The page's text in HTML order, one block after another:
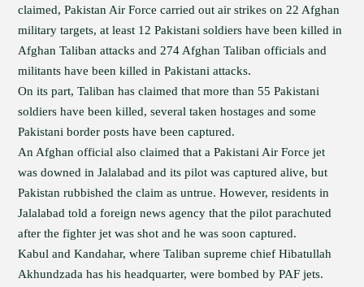
claimed, Pakistan Air Force carried out air strikes on 22 Afghan
military targets, at least 12 Pakistani soldiers have been killed in
Afghan Taliban attacks and 274 Afghan Taliban officials and
militants have been killed in Pakistani attacks.
On its part, Taliban has claimed that more than 55 Pakistani
soldiers have been killed, several taken hostages and some
Pakistani border posts have been captured.
An Afghan official also claimed that a Pakistani Air Force jet
was downed in Jalalabad and its pilot was captured alive, but
Pakistan rubbished the claim as untrue. However, residents in
Jalalabad told a foreign news agency that the pilot parachuted
after the fighter jet was shot and he was soon captured.
Kabul and Kandahar, where Taliban supreme chief Hibatullah
Akhundzada has his headquarter, were bombed by PAF jets.